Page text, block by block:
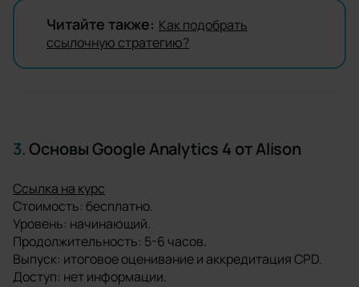
Читайте также: Как подобрать
ссылочную стратегию?
3.Основы Google Analytics 4 от Alison
Ссылка на курс
Стоимость: бесплатно.
Уровень: начинающий.
Продолжительность: 5-6 часов.
Выпуск: итоговое оценивание и аккредитация CPD.
Доступ: нет информации.